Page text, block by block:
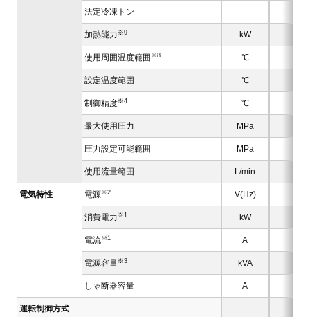
法定冷凍トン
加熱能力 ※9 kW
使用周囲温度範囲 ※8 ℃
設定温度範囲 ℃
制御精度※4 ℃
最大使用圧力 MPa
圧力設定可能範囲 MPa
使用流量範囲 L/min
電気特性 電源※2 V(Hz)
消費電力 ※1 kW
電流※1 A
電源容量※3 kVA
しゃ断器容量 A
運転制御方式